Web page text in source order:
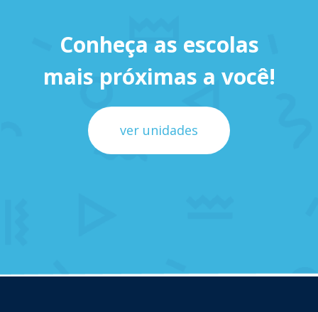
Conheça as escolas
mais próximas a você!
ver unidades